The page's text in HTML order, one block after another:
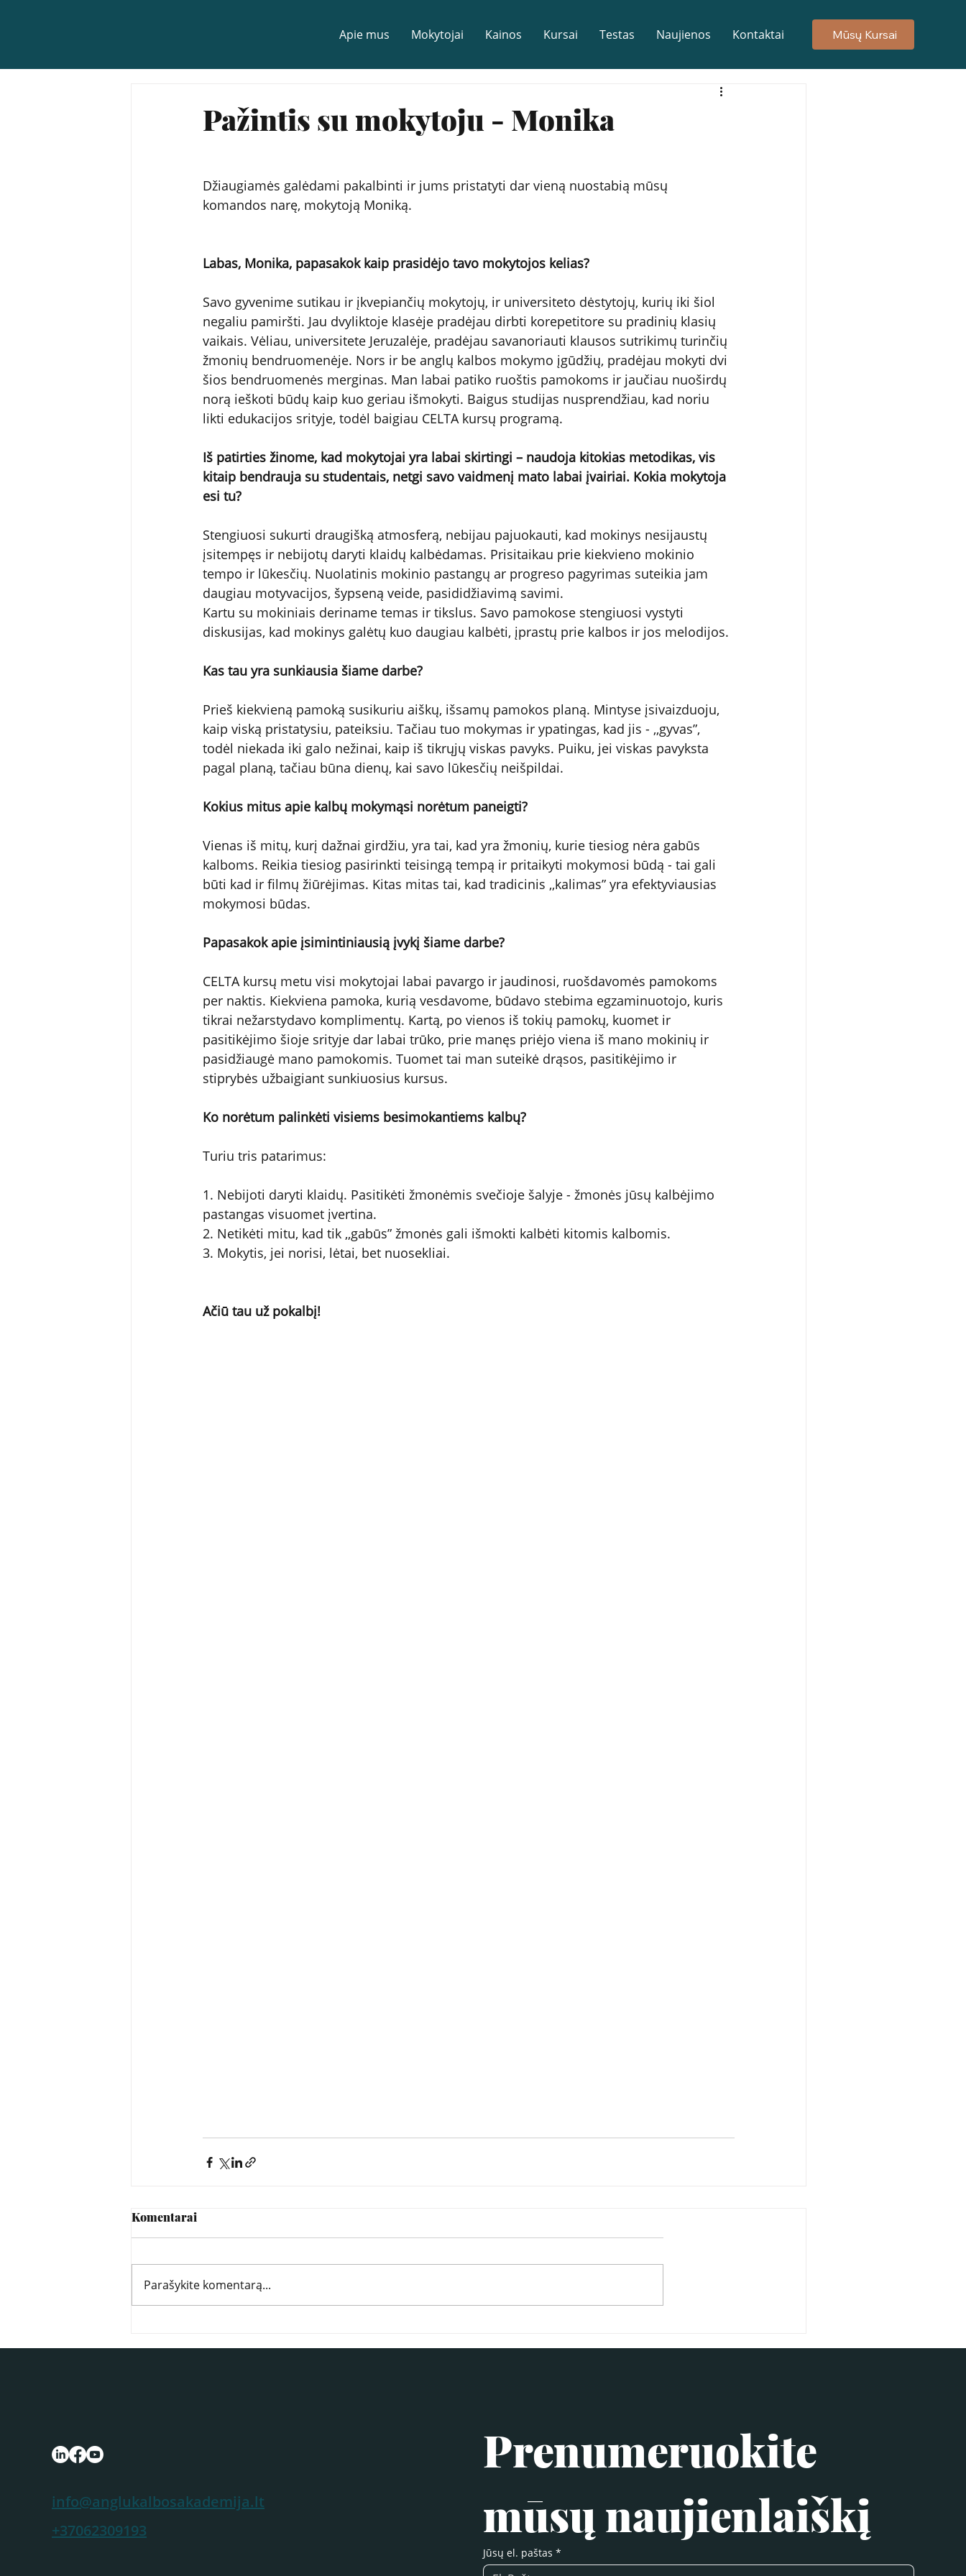
Apie mus Mokytojai Kainos Kursai Testas Naujienos Kontaktai Mūsų Kursai
Pažintis su mokytoju - Monika
Džiaugiamės galėdami pakalbinti ir jums pristatyti dar vieną nuostabią mūsų
komandos narę, mokytoją Moniką.
Labas, Monika, papasakok kaip prasidėjo tavo mokytojos kelias?
Savo gyvenime sutikau ir įkvepiančių mokytojų, ir universiteto dėstytojų, kurių iki šiol
negaliu pamiršti. Jau dvyliktoje klasėje pradėjau dirbti korepetitore su pradinių klasių
vaikais. Vėliau, universitete Jeruzalėje, pradėjau savanoriauti klausos sutrikimų turinčių
žmonių bendruomenėje. Nors ir be anglų kalbos mokymo įgūdžių, pradėjau mokyti dvi
šios bendruomenės merginas. Man labai patiko ruoštis pamokoms ir jaučiau nuoširdų
norą ieškoti būdų kaip kuo geriau išmokyti. Baigus studijas nusprendžiau, kad noriu
likti edukacijos srityje, todėl baigiau CELTA kursų programą.
Iš patirties žinome, kad mokytojai yra labai skirtingi – naudoja kitokias metodikas, vis
kitaip bendrauja su studentais, netgi savo vaidmenį mato labai įvairiai. Kokia mokytoja
esi tu?
Stengiuosi sukurti draugišką atmosferą, nebijau pajuokauti, kad mokinys nesijaustų
įsitempęs ir nebijotų daryti klaidų kalbėdamas. Prisitaikau prie kiekvieno mokinio
tempo ir lūkesčių. Nuolatinis mokinio pastangų ar progreso pagyrimas suteikia jam
daugiau motyvacijos, šypseną veide, pasididžiavimą savimi.
Kartu su mokiniais deriname temas ir tikslus. Savo pamokose stengiuosi vystyti
diskusijas, kad mokinys galėtų kuo daugiau kalbėti, įprastų prie kalbos ir jos melodijos.
Kas tau yra sunkiausia šiame darbe?
Prieš kiekvieną pamoką susikuriu aiškų, išsamų pamokos planą. Mintyse įsivaizduoju,
kaip viską pristatysiu, pateiksiu. Tačiau tuo mokymas ir ypatingas, kad jis - ,,gyvas”,
todėl niekada iki galo nežinai, kaip iš tikrųjų viskas pavyks. Puiku, jei viskas pavyksta
pagal planą, tačiau būna dienų, kai savo lūkesčių neišpildai.
Kokius mitus apie kalbų mokymąsi norėtum paneigti?
Vienas iš mitų, kurį dažnai girdžiu, yra tai, kad yra žmonių, kurie tiesiog nėra gabūs
kalboms. Reikia tiesiog pasirinkti teisingą tempą ir pritaikyti mokymosi būdą - tai gali
būti kad ir filmų žiūrėjimas. Kitas mitas tai, kad tradicinis ,,kalimas” yra efektyviausias
mokymosi būdas.
Papasakok apie įsimintiniausią įvykį šiame darbe?
CELTA kursų metu visi mokytojai labai pavargo ir jaudinosi, ruošdavomės pamokoms
per naktis. Kiekviena pamoka, kurią vesdavome, būdavo stebima egzaminuotojo, kuris
tikrai nežarstydavo komplimentų. Kartą, po vienos iš tokių pamokų, kuomet ir
pasitikėjimo šioje srityje dar labai trūko, prie manęs priėjo viena iš mano mokinių ir
pasidžiaugė mano pamokomis. Tuomet tai man suteikė drąsos, pasitikėjimo ir
stiprybės užbaigiant sunkiuosius kursus.
Ko norėtum palinkėti visiems besimokantiems kalbų?
Turiu tris patarimus:
1. Nebijoti daryti klaidų. Pasitikėti žmonėmis svečioje šalyje - žmonės jūsų kalbėjimo
pastangas visuomet įvertina.
2. Netikėti mitu, kad tik ,,gabūs” žmonės gali išmokti kalbėti kitomis kalbomis.
3. Mokytis, jei norisi, lėtai, bet nuosekliai.
Ačiū tau už pokalbį!
Komentarai
Parašykite komentarą...
info@anglukalbosakademija.lt
+37062309193
Prenumeruokite
mūsų naujienlaiškį
Jūsų el. paštas *